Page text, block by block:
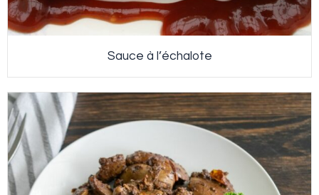
Sauce à l’échalote